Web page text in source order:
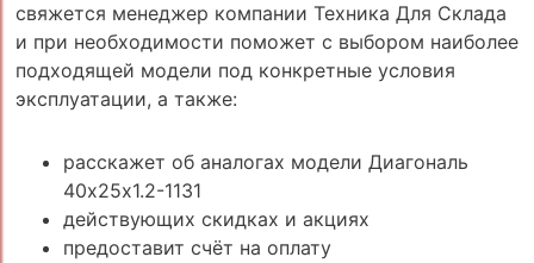
свяжется менеджер компании Техника Для Склада
и при необходимости поможет с выбором наиболее
подходящей модели под конкретные условия
эксплуатации, а также:
расскажет об аналогах модели Диагональ
40х25х1.2-1131
действующих скидках и акциях
предоставит счёт на оплату